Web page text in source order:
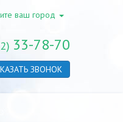
ваш город
33-78-70
ЗВОНОК